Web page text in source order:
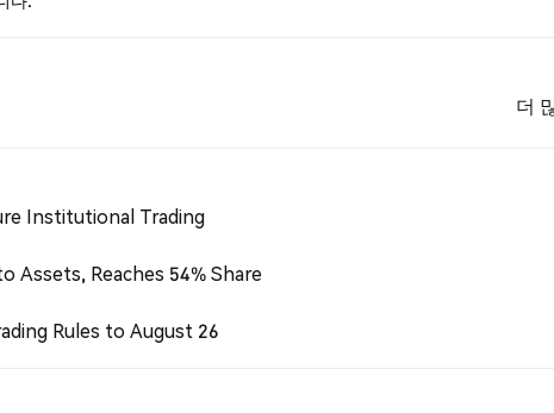
더
Institutional Trading
Assets, Reaches 54% Share
Rules to August 26